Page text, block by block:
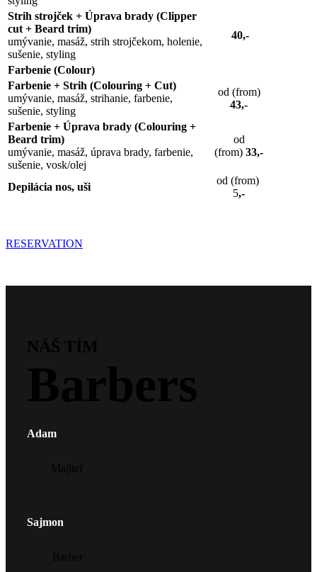
Strih strojček + Úprava brady (Clipper
cut + Beard trim)
umývanie, masáž, strih strojčekom, holenie,
sušenie, styling
40,-
Farbenie (Colour)
Farbenie + Strih (Colouring + Cut)
umývanie, masáž, strihanie, farbenie,
sušenie, styling
od (from)
43,-
Farbenie + Úprava brady (Colouring +
Beard trim)
umývanie, masáž, úprava brady, farbenie,
sušenie, vosk/olej
od
(from) 33,-
Depilácia nos, uši
od (from)
5,-
RESERVATION
Adam
Sajmon